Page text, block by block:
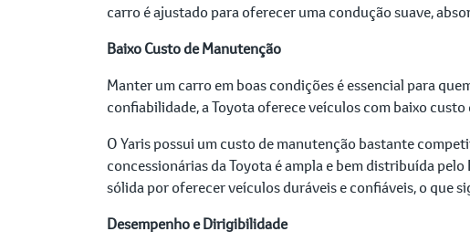
carro é ajustado para oferecer uma condução suave,
Baixo Custo de Manutenção
Manter um carro em boas condições é essencial para
confiabilidade, a Toyota oferece veículos com baixo custo
O Yaris possui um custo de manutenção bastante
concessionárias da Toyota é ampla e bem distribuída
sólida por oferecer veículos duráveis e confiáveis, o que
Desempenho e Dirigibilidade